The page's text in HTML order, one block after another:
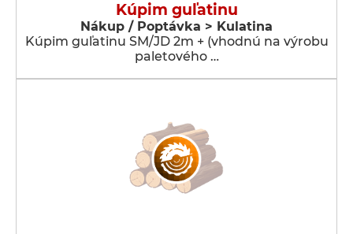
Kúpim guľatinu
Nákup / Poptávka > Kulatina
Kúpim guľatinu SM/JD 2m + (vhodnú na výrobu
paletového …